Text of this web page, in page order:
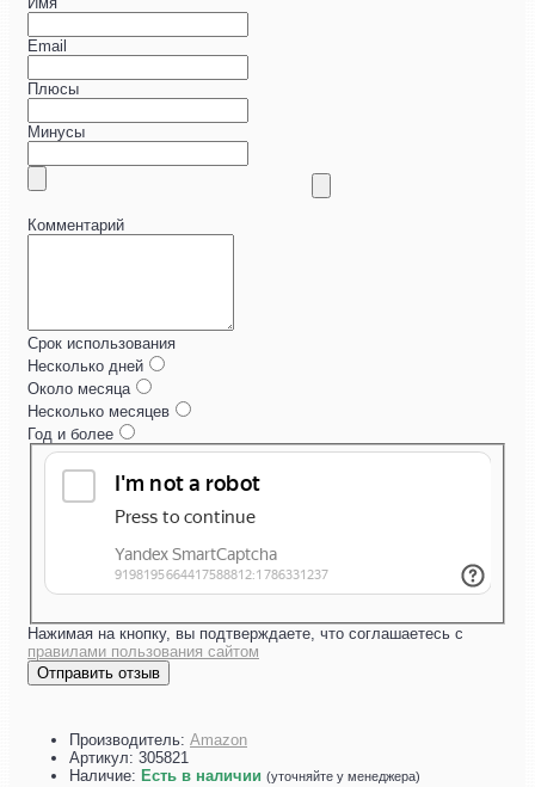
Email
Плюсы
Минусы
Комментарий
Срок использования
Несколько дней
Около месяца
Несколько месяцев
Год и более
Нажимая на кнопку, вы подтверждаете, что соглашаетесь с
правилами пользования сайтом
Отправить отзыв
Производитель: Amazon
Артикул: 305821
Наличие: Есть в наличии (уточняйте у менеджера)